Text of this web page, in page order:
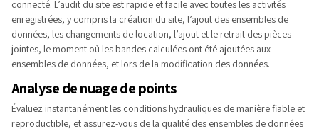
connecté. L’audit du site est rapide et facile avec toutes les activités
enregistrées, y compris la création du site, l’ajout des ensembles de
données, les changements de location, l’ajout et le retrait des pièces
jointes, le moment où les bandes calculées ont été ajoutées aux
ensembles de données, et lors de la modification des données.
Analyse de nuage de points
Évaluez instantanément les conditions hydrauliques de manière fiable et
reproductible, et assurez-vous de la qualité des ensembles de données